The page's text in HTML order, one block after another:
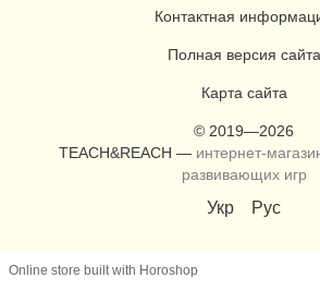
Контактная
Полная версия сайта
Карта сайта
© 2019—2026
TEACH&REACH — интернет-
развивающих игр
Укр Рус
Online store built with Horoshop